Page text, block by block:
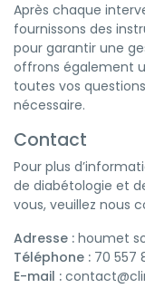
Après chaque
fournissons des
pour garantir une
offrons également
toutes vos
nécessaire.
Contact
Pour plus
de diabétologie et
vous, veuillez nous
Adresse : houmet
Téléphone : 70 557
E-mail :